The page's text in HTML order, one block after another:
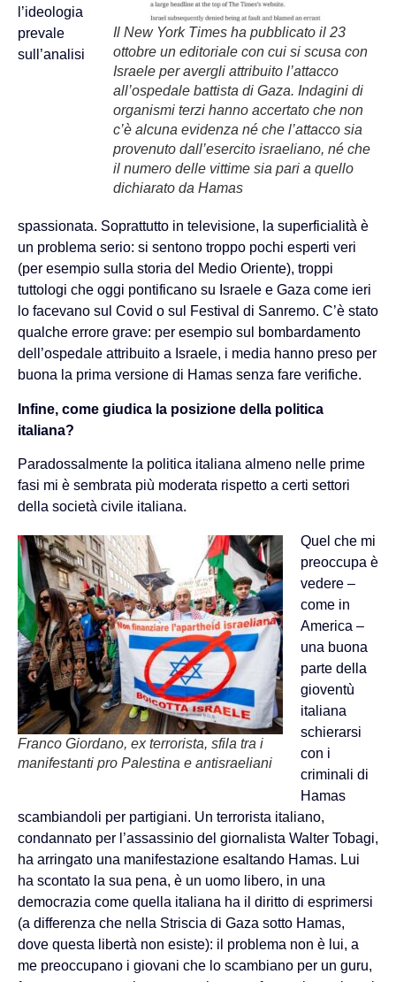
Il New York Times ha pubblicato il 23
ottobre un editoriale con cui si scusa con
Israele per avergli attribuito l’attacco
all’ospedale battista di Gaza. Indagini di
organismi terzi hanno accertato che non
c’è alcuna evidenza né che l’attacco sia
provenuto dall’esercito israeliano, né che
il numero delle vittime sia pari a quello
dichiarato da Hamas
l’ideologia
prevale
sull’analisi
spassionata. Soprattutto in televisione, la superficialità è
un problema serio: si sentono troppo pochi esperti veri
(per esempio sulla storia del Medio Oriente), troppi
tuttologi che oggi pontificano su Israele e Gaza come ieri
lo facevano sul Covid o sul Festival di Sanremo. C’è stato
qualche errore grave: per esempio sul bombardamento
dell’ospedale attribuito a Israele, i media hanno preso per
buona la prima versione di Hamas senza fare verifiche.
Infine, come giudica la posizione della politica
italiana?
Paradossalmente la politica italiana almeno nelle prime
fasi mi è sembrata più moderata rispetto a certi settori
della società civile italiana.
Franco Giordano, ex terrorista, sfila tra i
manifestanti pro Palestina e antisraeliani
Quel che mi
preoccupa è
vedere –
come in
America –
una buona
parte della
gioventù
italiana
schierarsi
con i
criminali di
Hamas
scambiandoli per partigiani. Un terrorista italiano,
condannato per l’assassinio del giornalista Walter Tobagi,
ha arringato una manifestazione esaltando Hamas. Lui
ha scontato la sua pena, è un uomo libero, in una
democrazia come quella italiana ha il diritto di esprimersi
(a differenza che nella Striscia di Gaza sotto Hamas,
dove questa libertà non esiste): il problema non è lui, a
me preoccupano i giovani che lo scambiano per un guru,